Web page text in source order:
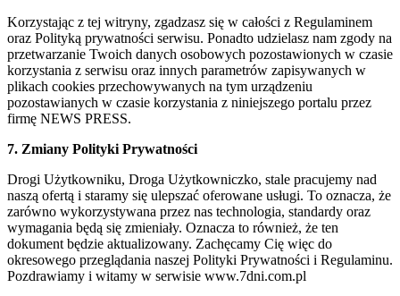
Korzystając z tej witryny, zgadzasz się w całości z Regulaminem
oraz Polityką prywatności serwisu. Ponadto udzielasz nam zgody na
przetwarzanie Twoich danych osobowych pozostawionych w czasie
korzystania z serwisu oraz innych parametrów zapisywanych w
plikach cookies przechowywanych na tym urządzeniu
pozostawianych w czasie korzystania z niniejszego portalu przez
firmę NEWS PRESS.
7. Zmiany Polityki Prywatności
Drogi Użytkowniku, Droga Użytkowniczko, stale pracujemy nad
naszą ofertą i staramy się ulepszać oferowane usługi. To oznacza, że
zarówno wykorzystywana przez nas technologia, standardy oraz
wymagania będą się zmieniały. Oznacza to również, że ten
dokument będzie aktualizowany. Zachęcamy Cię więc do
okresowego przeglądania naszej Polityki Prywatności i Regulaminu.
Pozdrawiamy i witamy w serwisie www.7dni.com.pl